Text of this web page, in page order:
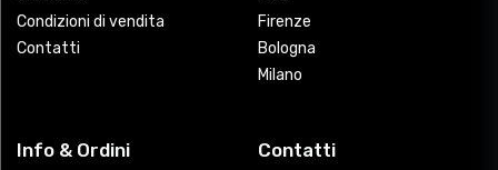
Condizioni di vendita
Contatti
Firenze
Bologna
Milano
Info & Ordini Contatti